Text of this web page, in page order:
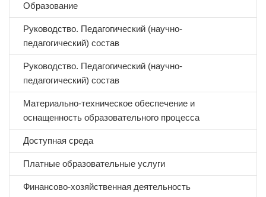
Образование
Руководство. Педагогический (научно-
педагогический) состав
Руководство. Педагогический (научно-
педагогический) состав
Материально-техническое обеспечение и
оснащенность образовательного процесса
Доступная среда
Платные образовательные услуги
Финансово-хозяйственная деятельность